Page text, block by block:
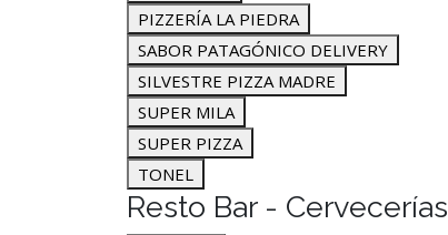
PIZZERÍA LA PIEDRA
SABOR PATAGÓNICO DELIVERY
SILVESTRE PIZZA MADRE
SUPER MILA
SUPER PIZZA
TONEL
Resto Bar - Cervecerías